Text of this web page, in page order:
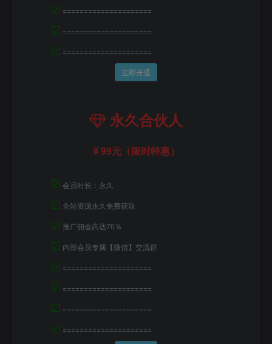
☑ =====================
☑ =====================
☑ =====================
立即开通
永久合伙人
99元（限时特惠）
☑ 会员时长：永久
☑ 全站资源永久免费获取
☑ 推广佣金高达70％
☑ 内部会员专属【微信】交流群
☑ =====================
☑ =====================
☑ =====================
☑ =====================